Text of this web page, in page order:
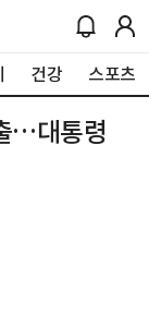
건강 스포츠
…대통령